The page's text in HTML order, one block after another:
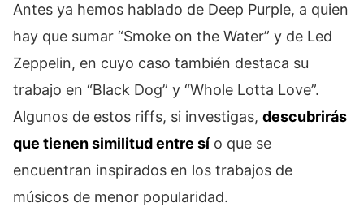
Antes ya hemos hablado de Deep Purple, a quien
hay que sumar “Smoke on the Water” y de Led
Zeppelin, en cuyo caso también destaca su
trabajo en “Black Dog” y “Whole Lotta Love”.
Algunos de estos riffs, si investigas, descubrirás
que tienen similitud entre sí o que se
encuentran inspirados en los trabajos de
músicos de menor popularidad.